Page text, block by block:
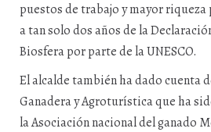
puestos de trabajo y mayor
a tan solo dos años de la
Biosfera por parte de la UNESCO.
El alcalde también ha dado cuenta
Ganadera y Agroturística que ha
la Asociación nacional del ganado